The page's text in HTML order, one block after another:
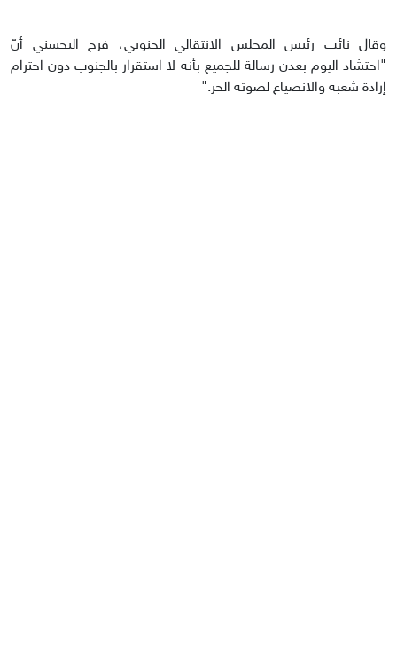
وقال نائب رئيس المجلس الانتقالي الجنوبي، فرج البحسني أنّ
"احتشاد اليوم بعدن رسالة للجميع بأنه لا استقرار بالجنوب دون احترام
إرادة شعبه والانصياع لصوته الحر."